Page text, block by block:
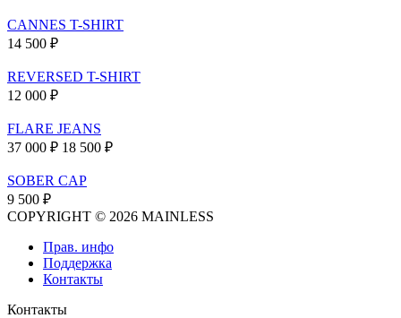
CANNES T-SHIRT
14 500 ₽
REVERSED T-SHIRT
12 000 ₽
FLARE JEANS
37 000 ₽ 18 500 ₽
SOBER CAP
9 500 ₽
COPYRIGHT © 2026 MAINLESS
Прав. инфо
Поддержка
Контакты
Контакты